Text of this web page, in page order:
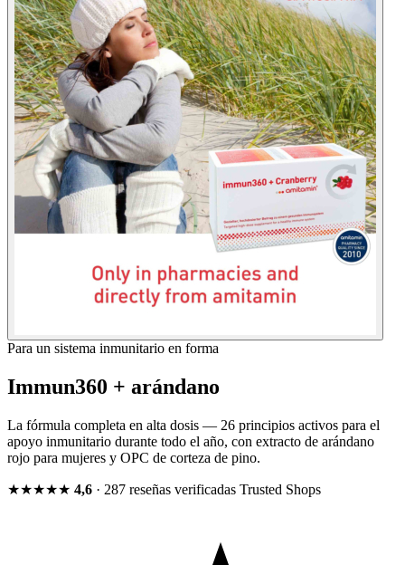
Para un sistema inmunitario en forma
Immun360 + arándano
La fórmula completa en alta dosis — 26 principios activos para el
apoyo inmunitario durante todo el año, con extracto de arándano
rojo para mujeres y OPC de corteza de pino.
★★★★★ 4,6 · 287 reseñas verificadas Trusted Shops